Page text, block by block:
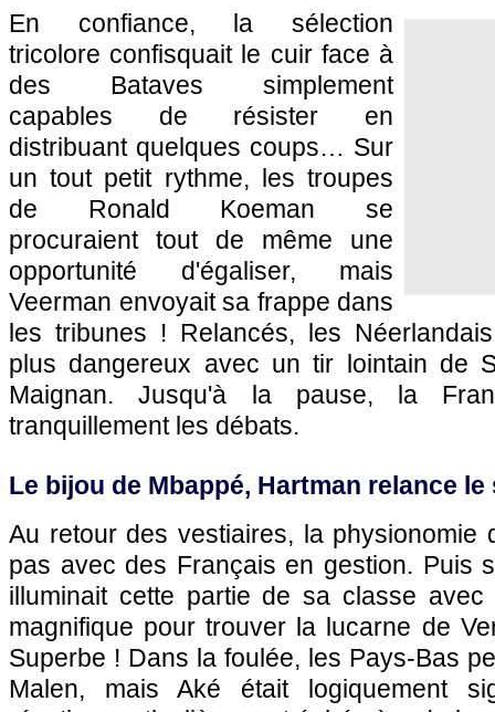
En confiance, la sélection
tricolore confisquait le cuir face à
des Bataves simplement
capables de résister en
distribuant quelques coups… Sur
un tout petit rythme, les troupes
de Ronald Koeman se
procuraient tout de même une
opportunité d'égaliser, mais
Veerman envoyait sa frappe dans
les tribunes ! Relancés, les
plus dangereux avec un tir lointain de
Maignan. Jusqu'à la pause, la
tranquillement les débats.
Le bijou de Mbappé, Hartman relance
Au retour des vestiaires, la physionomie
pas avec des Français en gestion. Puis
illuminait cette partie de sa classe avec
magnifique pour trouver la lucarne de
Superbe ! Dans la foulée, les Pays-Bas
Malen, mais Aké était logiquement